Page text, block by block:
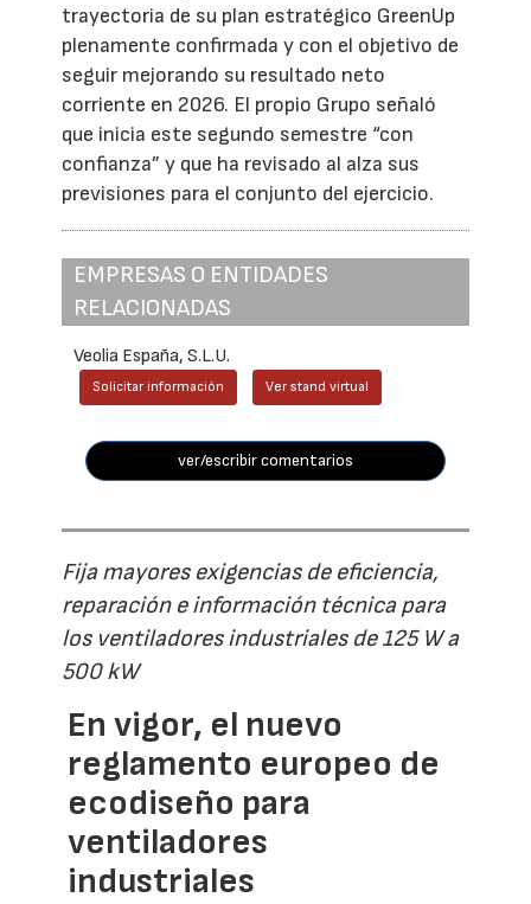
trayectoria de su plan estratégico GreenUp
plenamente confirmada y con el objetivo de
seguir mejorando su resultado neto
corriente en 2026. El propio Grupo señaló
que inicia este segundo semestre “con
confianza” y que ha revisado al alza sus
previsiones para el conjunto del ejercicio.
EMPRESAS O ENTIDADES
RELACIONADAS
Veolia España, S.L.U.
Solicitar información Ver stand virtual
ver/escribir comentarios
Fija mayores exigencias de eficiencia,
reparación e información técnica para
los ventiladores industriales de 125 W a
500 kW
En vigor, el nuevo
reglamento europeo de
ecodiseño para
ventiladores
industriales